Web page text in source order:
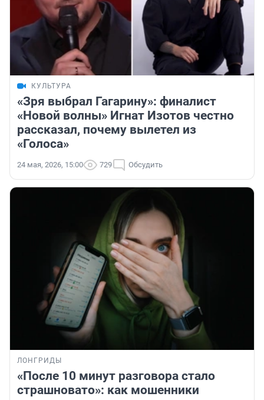
КУЛЬТУРА
«Зря выбрал Гагарину»: финалист
«Новой волны» Игнат Изотов честно
рассказал, почему вылетел из
«Голоса»
24 мая, 2026, 15:00 729 Обсудить
ЛОНГРИДЫ
«После 10 минут разговора стало
страшновато»: как мошенники